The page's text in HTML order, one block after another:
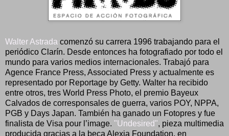
Walter Astrada comenzó su carrera 1996 trabajando para el
periódico Clarín. Desde entonces ha fotografiado por todo el
mundo para varios medios internacionales. Trabajó para
Agence France Press, Associated Press y actualmente es
representado por Reportage by Getty. Walter ha recibido
entre otros, tres World Press Photo, el premio Bayeux
Calvados de corresponsales de guerra, varios POY, NPPA,
PGB y Days Japan. También ha ganado un Fotopres y fue
finalista de Visa pour l’image. "Undesired", pieza multimedia
producida gracias a la beca Alexia Foundation, en